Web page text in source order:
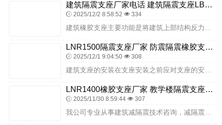
建筑隔震支座厂家电话 建筑隔震支座LBR厂家 建筑隔震支座隔震支座生产厂家
2025/12/2 8:58:52 334
LNR1500隔震支座厂家 防震隔震橡胶支座价格 HDR1200高阻尼支座厂家
2025/12/1 9:04:50 308
LNR1400橡胶支座厂家 教学楼隔震支座 LNR800天然橡胶支座生产厂家
2025/11/30 8:59:44 307